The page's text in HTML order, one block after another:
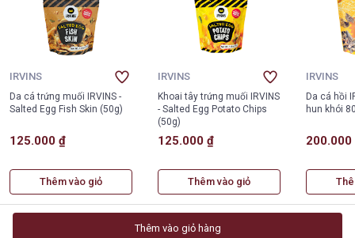
IRVINS
Da cá trứng muối IRVINS -
Salted Egg Fish Skin (50g)
125.000 ₫
Thêm vào giỏ
IRVINS
Khoai tây trứng muối IRVINS
- Salted Egg Potato Chips
(50g)
125.000 ₫
Thêm vào giỏ
IRVINS
Da cá hồi
hun khói
200.000
Thêm vào giỏ hàng